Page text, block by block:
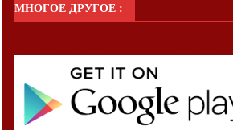
МНОГОЕ ДРУГОЕ :